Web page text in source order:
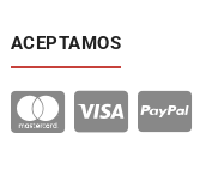
ACEPTAMOS